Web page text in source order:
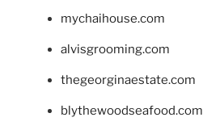
mychaihouse.com
alvisgrooming.com
thegeorginaestate.com
blythewoodseafood.com